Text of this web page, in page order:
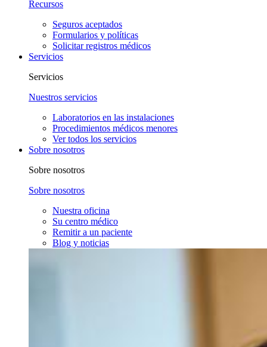
Recursos
Seguros aceptados
Formularios y políticas
Solicitar registros médicos
Servicios
Servicios
Nuestros servicios
Laboratorios en las instalaciones
Procedimientos médicos menores
Ver todos los servicios
Sobre nosotros
Sobre nosotros
Sobre nosotros
Nuestra oficina
Su centro médico
Remitir a un paciente
Blog y noticias